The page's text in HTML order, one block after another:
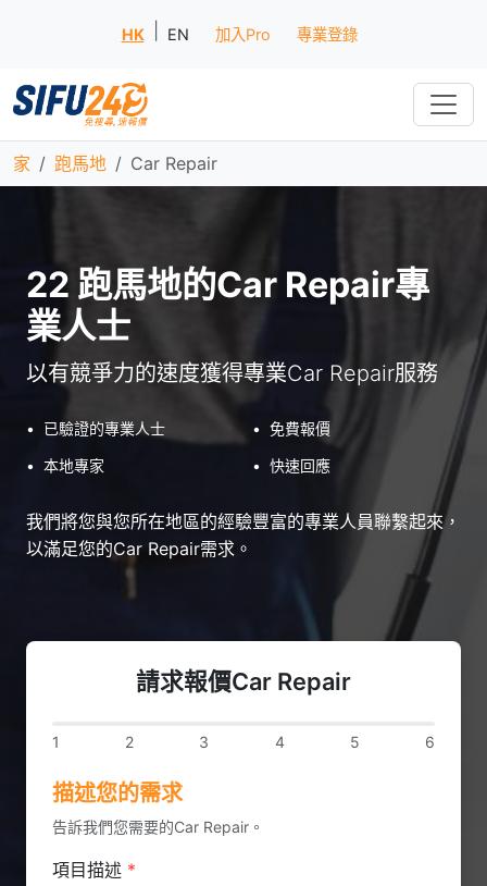
HK EN 加入Pro 專業登錄
家 跑馬地 Car Repair
22 跑馬地的Car Repair專
業人士
以有競爭力的速度獲得專業Car Repair服務
• 已驗證的專業人士 • 免費報價
• 本地專家 • 快速回應
我們將您與您所在地區的經驗豐富的專業人員聯繫起來，
以滿足您的Car Repair需求。
請求報價Car Repair
1 2 3 4 5 6
描述您的需求
告訴我們您需要的Car Repair。
項目描述 *